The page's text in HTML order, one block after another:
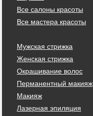
Все салоны красоты
Все мастера красоты
Мужская стрижка
Женская стрижка
Окрашивание волос
Перманентный макияж
Макияж
Лазерная эпиляция